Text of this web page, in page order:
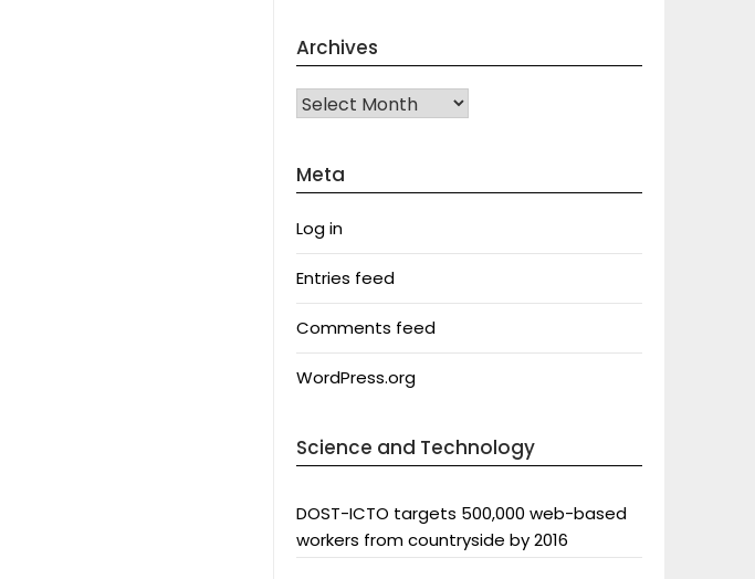
Archives
Archives
Meta
Log in
Entries feed
Comments feed
WordPress.org
Science and Technology
DOST-ICTO targets 500,000 web-based
workers from countryside by 2016